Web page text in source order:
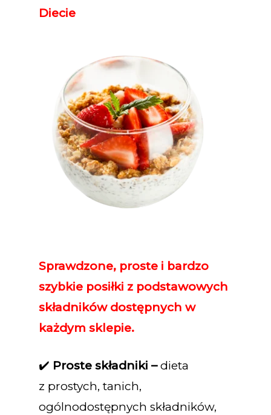
Diecie
Sprawdzone, proste i bardzo
szybkie posiłki z podstawowych
składników dostępnych w
każdym sklepie.
✔️ Proste składniki –dieta
z prostych, tanich,
ogólnodostępnych składników,